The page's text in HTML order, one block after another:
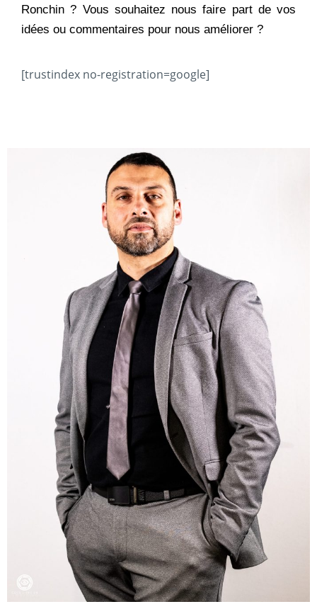
Ronchin ? Vous souhaitez nous faire part de vos
idées ou commentaires pour nous améliorer ?
[trustindex no-registration=google]